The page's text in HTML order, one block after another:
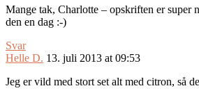
Mange tak, Charlotte – opskriften er super
den en dag :-)
Svar
Helle D. 13. juli 2013 at 09:53
Jeg er vild med stort set alt med citron, så